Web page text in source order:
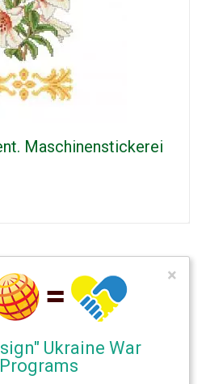
Maschinenstickerei
Ukraine War
×